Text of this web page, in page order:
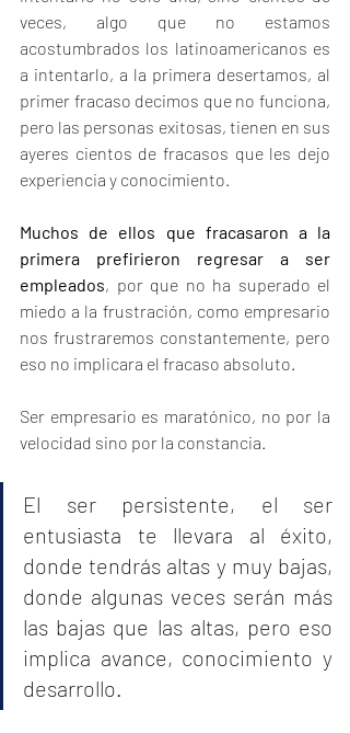
veces, algo que no estamos
acostumbrados los latinoamericanos es
a intentarlo, a la primera desertamos, al
primer fracaso decimos que no funciona,
pero las personas exitosas, tienen en sus
ayeres cientos de fracasos que les dejo
experiencia y conocimiento.
Muchos de ellos que fracasaron a la
primera prefirieron regresar a ser
empleados, por que no ha superado el
miedo a la frustración, como empresario
nos frustraremos constantemente, pero
eso no implicara el fracaso absoluto.
Ser empresario es maratónico, no por la
velocidad sino por la constancia.
El ser persistente, el ser
entusiasta te llevara al éxito,
donde tendrás altas y muy bajas,
donde algunas veces serán más
las bajas que las altas, pero eso
implica avance, conocimiento y
desarrollo.